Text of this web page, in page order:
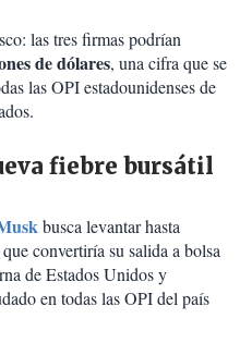
las tres firmas podrían
de dólares, una cifra que se
las OPI estadounidenses de
fiebre bursátil
busca levantar hasta
convertiría su salida a bolsa
de Estados Unidos y
en todas las OPI del país